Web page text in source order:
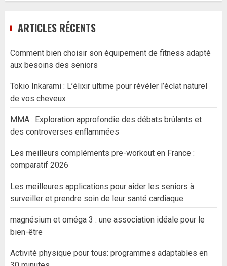
ARTICLES RÉCENTS
Comment bien choisir son équipement de fitness adapté
aux besoins des seniors
Tokio Inkarami : L’élixir ultime pour révéler l’éclat naturel
de vos cheveux
MMA : Exploration approfondie des débats brûlants et
des controverses enflammées
Les meilleurs compléments pre-workout en France :
comparatif 2026
Les meilleures applications pour aider les seniors à
surveiller et prendre soin de leur santé cardiaque
magnésium et oméga 3 : une association idéale pour le
bien-être
Activité physique pour tous: programmes adaptables en